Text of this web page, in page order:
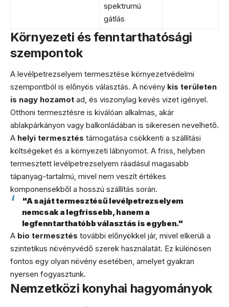
spektrumú
gátlás
Környezeti és fenntarthatósági
szempontok
A levélpetrezselyem termesztése környezetvédelmi
szempontból is előnyös választás. A növény kis területen
is nagy hozamot ad, és viszonylag kevés vizet igényel.
Otthoni termesztésre is kiválóan alkalmas, akár
ablakpárkányon vagy balkonládában is sikeresen nevelhető.
A helyi termesztés támogatása csökkenti a szállítási
költségeket és a környezeti lábnyomot. A friss, helyben
termesztett levélpetrezselyem ráadásul magasabb
tápanyag-tartalmú, mivel nem veszít értékes
komponensekből a hosszú szállítás során.
"A saját termesztésű levélpetrezselyem
nemcsak a legfrissebb, hanem a
legfenntarthatóbb választás is egyben."
A bio termesztés további előnyökkel jár, mivel elkerüli a
szintetikus növényvédő szerek használatát. Ez különösen
fontos egy olyan növény esetében, amelyet gyakran
nyersen fogyasztunk.
Nemzetközi konyhai hagyományok